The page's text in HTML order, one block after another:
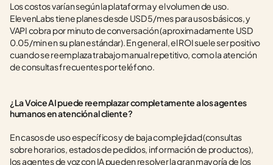
Los costos varían según la plataforma y el volumen de uso.
ElevenLabs tiene planes desde USD 5/mes para usos básicos, y
VAPI cobra por minuto de conversación (aproximadamente USD
0.05/min en su plan estándar). En general, el ROI suele ser positivo
cuando se reemplaza trabajo manual repetitivo, como la atención
de consultas frecuentes por teléfono.
¿La Voice AI puede reemplazar completamente a los agentes
humanos en atención al cliente?
En casos de uso específicos y de baja complejidad (consultas
sobre horarios, estados de pedidos, información de productos),
los agentes de voz con IA pueden resolver la gran mayoría de los